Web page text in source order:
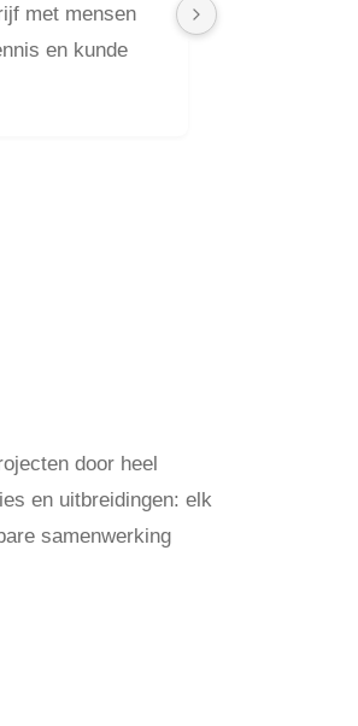
met mensen
en kunde
door heel
en uitbreidingen: elk
samenwerking